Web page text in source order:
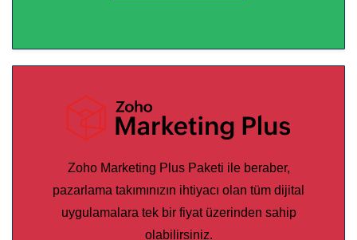
Zoho Marketing Plus Paketi ile beraber,
pazarlama takımınızın ihtiyacı olan tüm dijital
uygulamalara tek bir fiyat üzerinden sahip
olabilirsiniz.